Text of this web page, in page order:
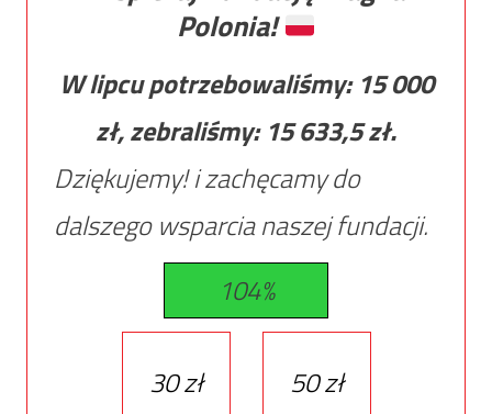
Polonia!
W lipcu potrzebowaliśmy: 15 000
zł, zebraliśmy: 15 633,5zł.
Dziękujemy! i zachęcamy do
dalszego wsparcia naszej fundacji.
104%
30 zł 50 zł